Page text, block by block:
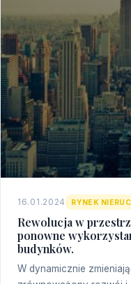
16.01.2024 RYNEK
Rewolucja w
ponowne
budynków.
W dynamicznie